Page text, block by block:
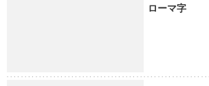
ローマ字